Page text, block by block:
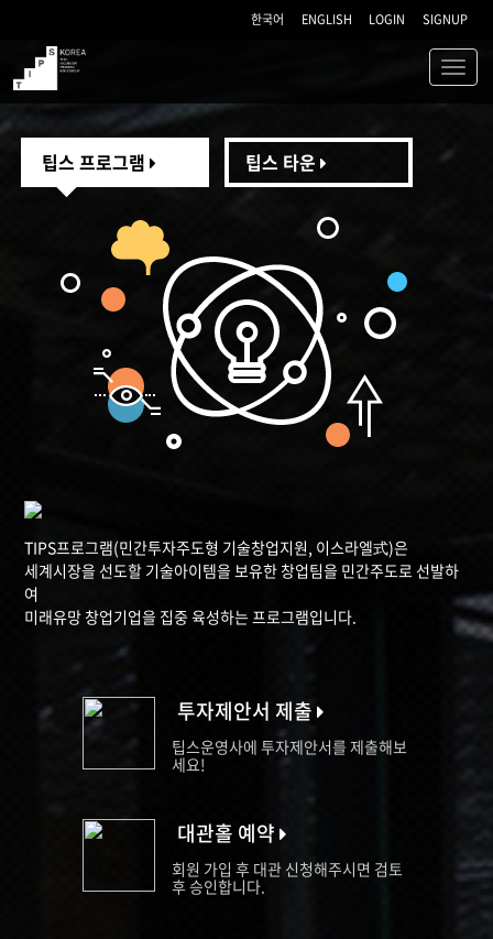
한국어 ENGLISH LOGIN SIGNUP
TIPS
팁스 프로그램 팁스 타운
TIPS프로그램(민간투자주도형 기술창업지원, 이스라엘式)은
세계시장을 선도할 기술아이템을 보유한 창업팀을 민간주도로 선발하
여
미래유망 창업기업을 집중 육성하는 프로그램입니다.
투자제안서 제출
팁스운영사에 투자제안서를 제출해보
세요!
대관홀 예약
회원 가입 후 대관 신청해주시면 검토
후 승인합니다.